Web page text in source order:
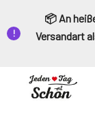
📦 An
Versandart